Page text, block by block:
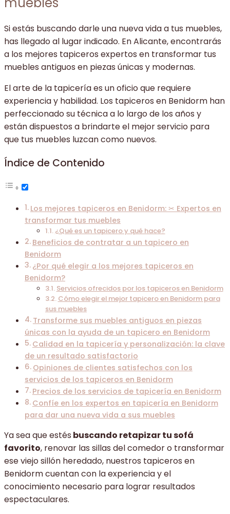
Si estás buscando darle una nueva vida a tus muebles,
has llegado al lugar indicado. En Alicante, encontrarás
a los mejores tapiceros expertos en transformar tus
muebles antiguos en piezas únicas y modernas.
El arte de la tapicería es un oficio que requiere
experiencia y habilidad. Los tapiceros en Benidorm han
perfeccionado su técnica a lo largo de los años y
están dispuestos a brindarte el mejor servicio para
que tus muebles luzcan como nuevos.
Índice de Contenido
Los mejores tapiceros en Benidorm: ✂ Expertos en
transformar tus muebles
¿Qué es un tapicero y qué hace?
Beneficios de contratar a un tapicero en
Benidorm
¿Por qué elegir a los mejores tapiceros en
Benidorm?
Servicios ofrecidos por los tapiceros en Benidorm
Cómo elegir el mejor tapicero en Benidorm para
sus muebles
Transforme sus muebles antiguos en piezas
únicas con la ayuda de un tapicero en Benidorm
Calidad en la tapicería y personalización: la clave
de un resultado satisfactorio
Opiniones de clientes satisfechos con los
servicios de los tapiceros en Benidorm
Precios de los servicios de tapicería en Benidorm
Confíe en los expertos en tapicería en Benidorm
para dar una nueva vida a sus muebles
Ya sea que estés buscando retapizar tu sofá
favorito, renovar las sillas del comedor o transformar
ese viejo sillón heredado, nuestros tapiceros en
Benidorm cuentan con la experiencia y el
conocimiento necesario para lograr resultados
espectaculares.